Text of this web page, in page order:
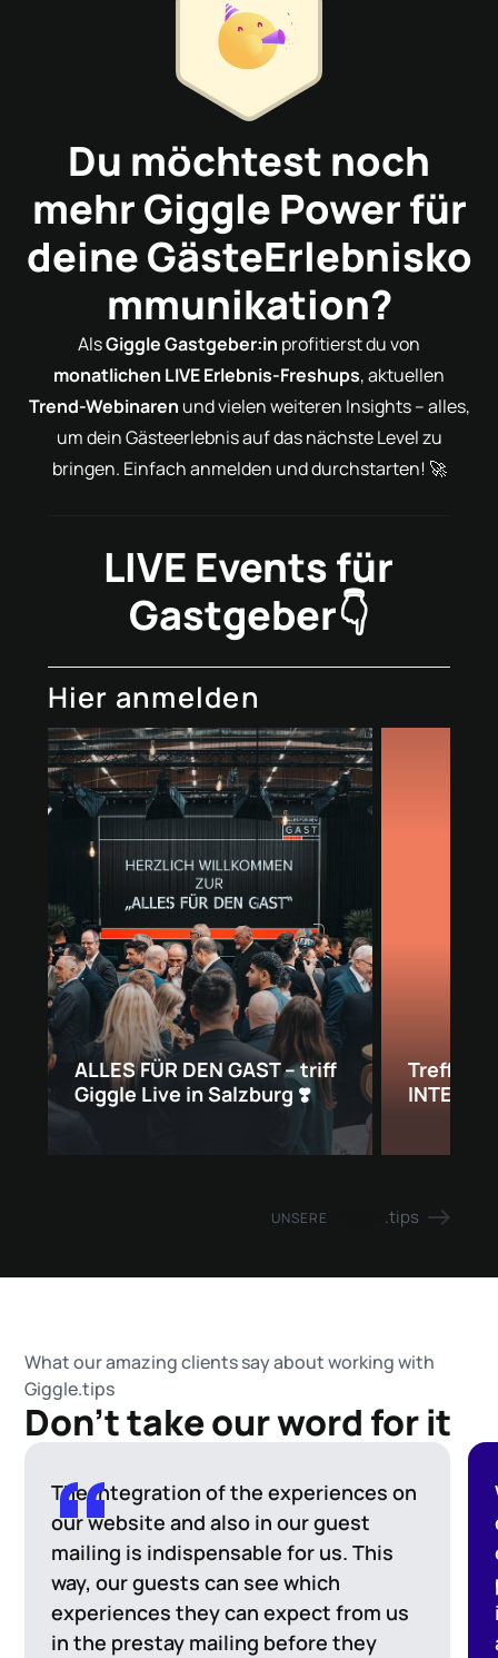
Du möchtest noch
mehr Giggle Power für
deineGästeErlebnisko
mmunikation?
AlsGiggle Gastgeber:in profitierst du von
monatlichen LIVE Erlebnis-Freshups, aktuellen
Trend-Webinaren und vielen weiteren Insights – alles,
um dein Gästeerlebnis auf das nächste Level zu
bringen. Einfach anmelden und durchstarten! 🚀
LIVE Events für
Gastgeber👇
Hier anmelden
ALLES FÜR DEN GAST – triff
Giggle Live in Salzburg ❣️
Treffe
UNSERE .tips
What our amazing clients say about working with
Giggle.tips
Don't take our word for it
The integration of the experiences on
our website and also in our guest
mailing is indispensable for us. This
way, our guests can see which
experiences they can expect from us
in the prestay mailing before they